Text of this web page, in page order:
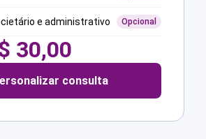
e administrativo Opcional
30,00
consulta